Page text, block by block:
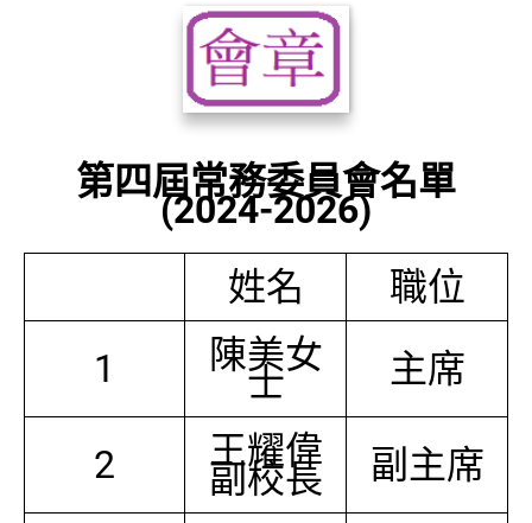
第四屆常務委員會名單
(2024-2026)
姓名
職位
1
陳美女
士 主席
2 王耀偉
副校長 副主席